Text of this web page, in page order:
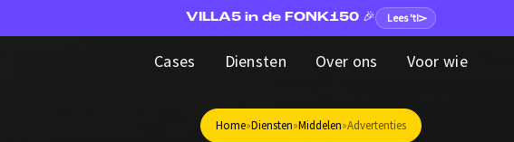
VILLA5 in de FONK150 🎉 Lees 't!
Cases Diensten Over ons Voor wie
Home»Diensten»Middelen»Advertenties
Cases Diensten Over ons Voor wie